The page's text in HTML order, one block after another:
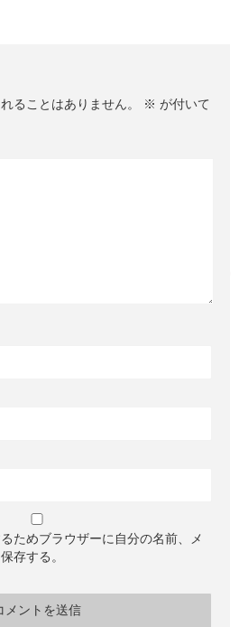
ることはありません。 ※ が付いて
ためブラウザーに自分の名前、メ
存する。